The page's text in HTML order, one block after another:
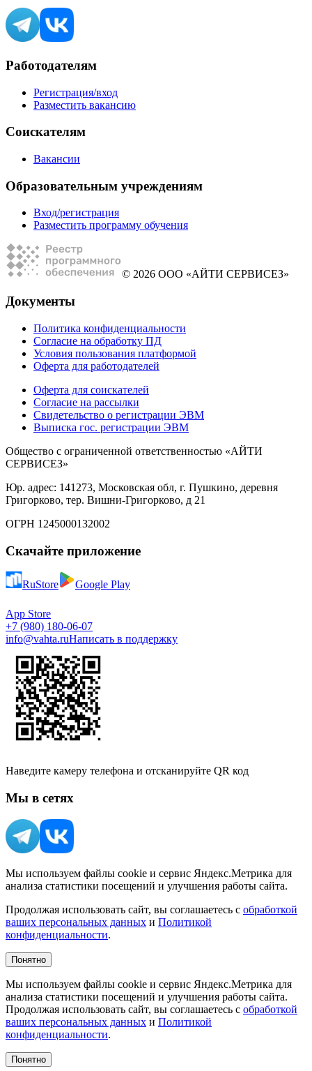
Работодателям
Регистрация/вход
Разместить вакансию
Соискателям
Вакансии
Образовательным учреждениям
Вход/регистрация
Разместить программу обучения
© 2026 ООО «АЙТИ СЕРВИСЕЗ»
Документы
Политика конфиденциальности
Согласие на обработку ПД
Условия пользования платформой
Оферта для работодателей
Оферта для соискателей
Согласие на рассылки
Свидетельство о регистрации ЭВМ
Выписка гос. регистрации ЭВМ
Общество с ограниченной ответственностью «АЙТИ
СЕРВИСЕЗ»
Юр. адрес: 141273, Московская обл, г. Пушкино, деревня
Григорково, тер. Вишни-Григорково, д 21
ОГРН 1245000132002
Скачайте приложение
RuStore Google Play
App Store
+7 (980) 180-06-07
info@vahta.ruНаписать в поддержку
Наведите камеру телефона и отсканируйте QR код
Мы в сетях
Мы используем файлы cookie и сервис Яндекс.Метрика для
анализа статистики посещений и улучшения работы сайта.
Продолжая использовать сайт, вы соглашаетесь с обработкой
ваших персональных данных и Политикой
конфиденциальности.
Понятно
Мы используем файлы cookie и сервис Яндекс.Метрика для
анализа статистики посещений и улучшения работы сайта.
Продолжая использовать сайт, вы соглашаетесь с обработкой
ваших персональных данных и Политикой
конфиденциальности.
Понятно